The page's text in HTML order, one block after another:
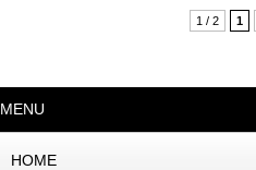
1 / 2 1
MENU
HOME